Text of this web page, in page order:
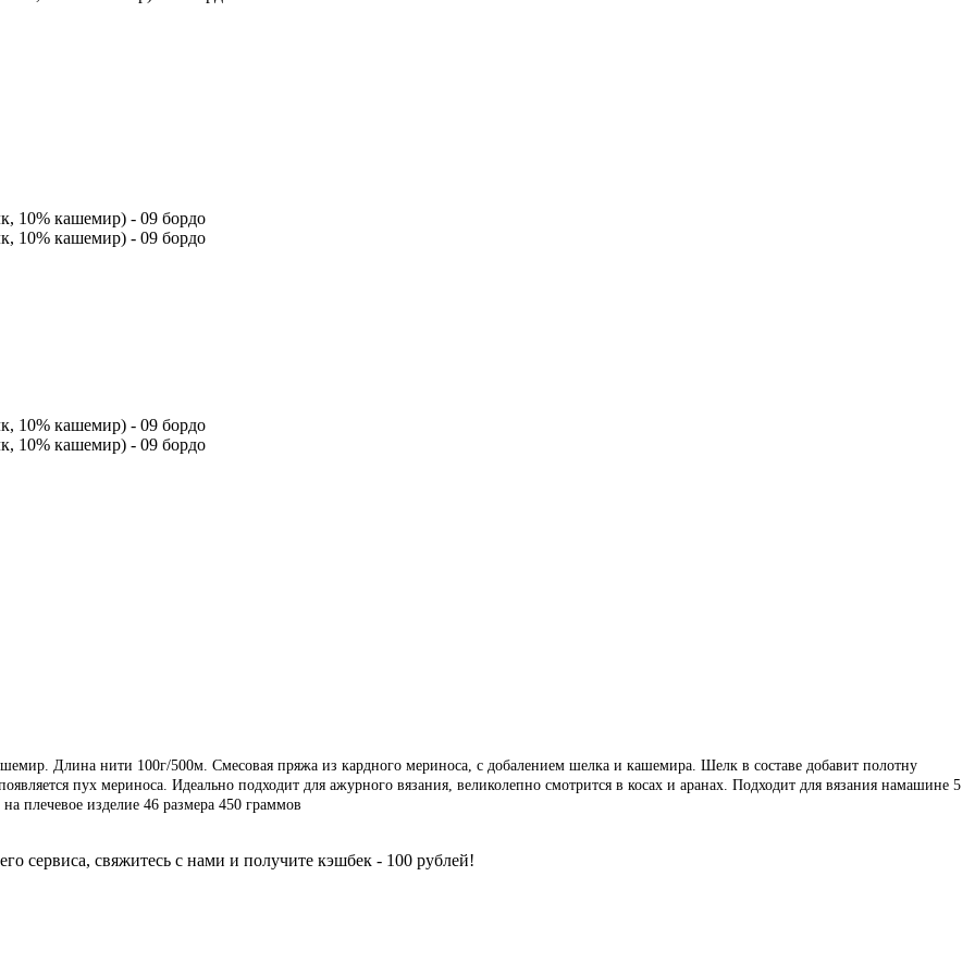
Длина нити 100г/500м. Смесовая пряжа из кардного мериноса, с добалением шелка и кашемира. Шелк в составе добавит полотну
пух мериноса. Идеально подходит для ажурного вязания, великолепно смотрится в косах и аранах. Подходит для вязания намашине 5
плечевое изделие 46 размера 450 граммов
сервиса, свяжитесь с нами и получите кэшбек - 100 рублей!